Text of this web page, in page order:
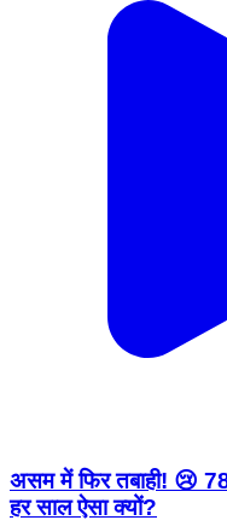
असम में फिर तबाही! 😢
हर साल ऐसा क्यों?